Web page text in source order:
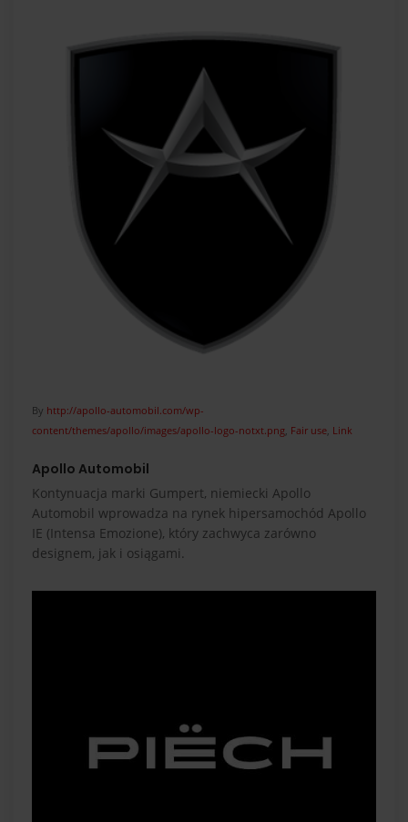
By http://apollo-automobil.com/wp-
content/themes/apollo/images/apollo-logo-notxt.png, Fair use, Link
Apollo Automobil
Kontynuacja marki Gumpert, niemiecki Apollo
Automobil wprowadza na rynek hipersamochód Apollo
IE (Intensa Emozione), który zachwyca zarówno
designem, jak i osiągami.